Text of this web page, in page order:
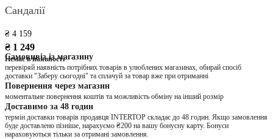
Сандалії
₴ 4 159
₴ 1 249
Немає в наявності
Самовивіз із магазину
перевіряй наявність потрібних товарів в улюблених магазинах, обирай спосіб
доставки "Заберу сьогодні" та сплачуй за товар вже при отриманні
Повернення через магазин
моментальне повернення коштів та можливість обміну на інший розмір
Доставимо за 48 годин
термін доставки товарів продавця INTERTOP складає до 48 годин. Якщо замовлення
буде доставлено пізніше, нарахуємо ₴200 на вашу бонусну карту. Бонуси
нараховуються тільки за отримані замовлення.